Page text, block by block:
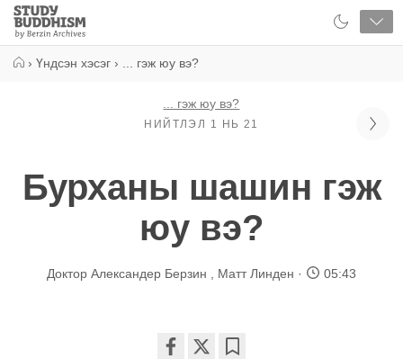
Close
Study
Buddhism
› Үндсэн хэсэг › ... гэж юу вэ?
... гэж юу вэ?
НИЙТЛЭЛ 1 НЬ 21
Бурханы шашин гэж
юу вэ?
Доктор Александер Берзин Матт Линден 05:43